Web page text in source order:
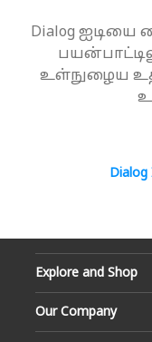
Dialog ஐடியை
உள்நுழைய
Explore and Shop
Our Company